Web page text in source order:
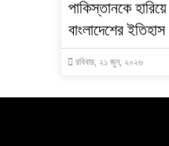
পাকিস্তানকে
বাংলাদেশের ইতিহাস
রবিবার, ২১ জুন, ২০২৬